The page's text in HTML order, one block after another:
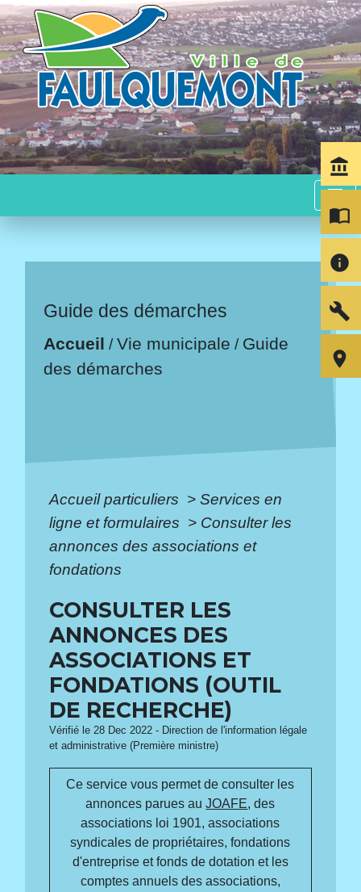
menu
Guide des démarches
Accueil /Vie municipale / Guide
des démarches
Accueil particuliers > Services en
ligne et formulaires > Consulter les
annonces des associations et
fondations
CONSULTER LES
ANNONCES DES
ASSOCIATIONS ET
FONDATIONS (OUTIL
DE RECHERCHE)
Vérifié le 28 Dec 2022 - Direction de l'information légale
et administrative (Première ministre)
Ce service vous permet de consulter les
annonces parues auJOAFE, des
associations loi 1901, associations
syndicales de propriétaires, fondations
d'entreprise et fonds de dotation et les
comptes annuels des associations,
account_balance
import_contacts
info
build
room